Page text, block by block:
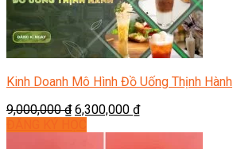
Kinh Doanh Mô Hình Đồ Uống Thịnh Hành
9,000,000₫ 6,300,000 ₫